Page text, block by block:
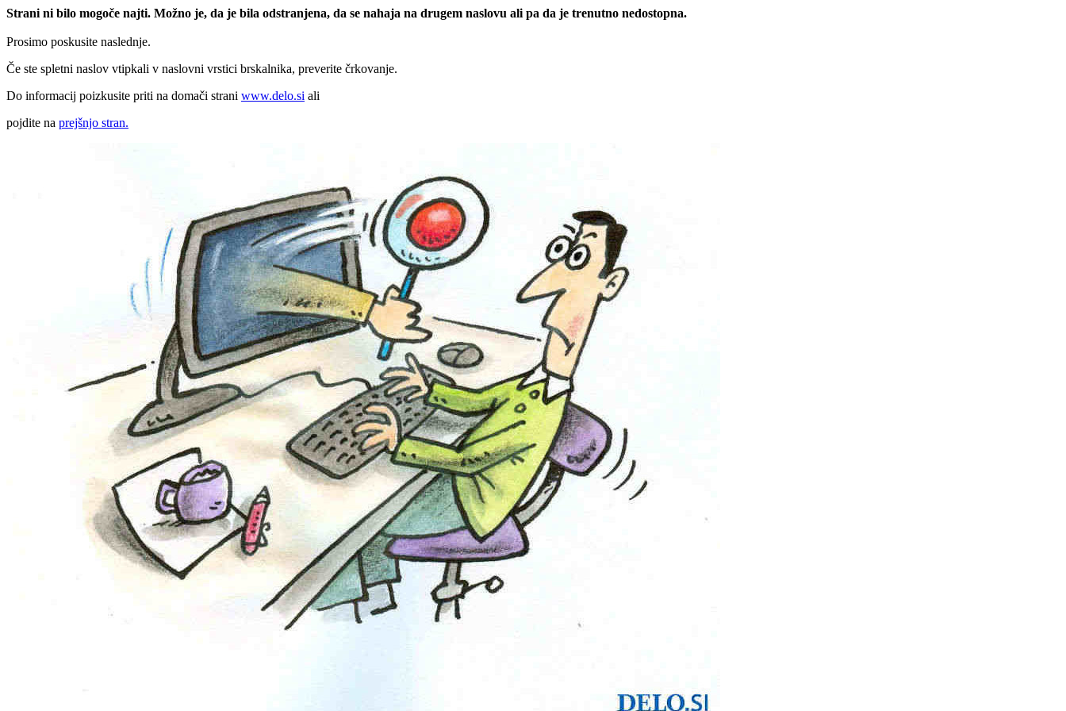
Strani ni bilo mogoče najti. Možno je, da je bila odstranjena, da se nahaja na drugem naslovu ali pa da je trenutno nedostopna.
Prosimo poskusite naslednje.
Če ste spletni naslov vtipkali v naslovni vrstici brskalnika, preverite črkovanje.
Do informacij poizkusite priti na domači strani www.delo.si ali
pojdite na prejšnjo stran.